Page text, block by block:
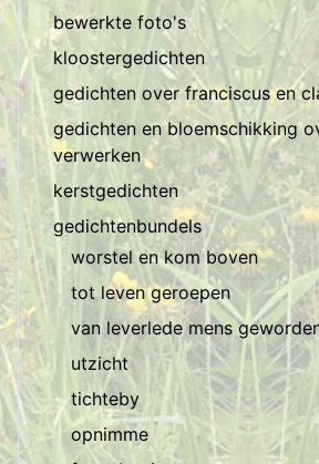
bewerkte foto's
kloostergedichten
gedichten over franciscus en
gedichten en bloemschikking
verwerken
kerstgedichten
gedichtenbundels
worstel en kom boven
tot leven geroepen
van leverlede mens
utzicht
tichteby
opnimme